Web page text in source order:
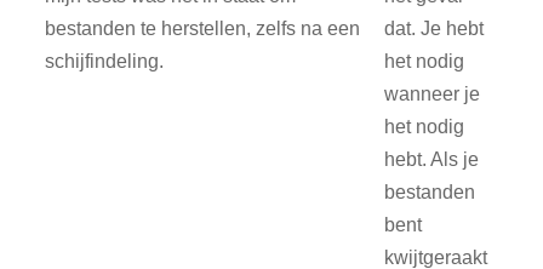
bestanden te herstellen, zelfs na een
schijfindeling.
dat. Je hebt
het nodig
wanneer je
het nodig
hebt. Als je
bestanden
bent
kwijtgeraakt